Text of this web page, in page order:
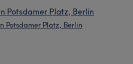
Potsdamer Platz, Berlin
Potsdamer Platz, Berlin